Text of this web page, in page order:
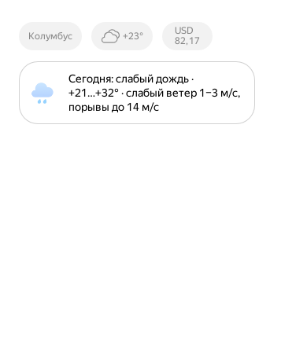
Колумбус +23°
Курсы ЦБ
РФ
USD
82,17
Сегодня: слабый дождь ·
+21⁠…⁠+32⁠° · слабый ветер 1⁠–⁠3 м⁠/⁠с,
порывы до 14 м⁠/⁠с